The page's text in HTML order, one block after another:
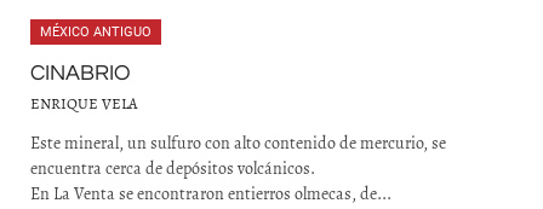
MÉXICO ANTIGUO
CINABRIO
ENRIQUE VELA
Este mineral, un sulfuro con alto contenido de mercurio, se
encuentra cerca de depósitos volcánicos.
En La Venta se encontraron entierros olmecas, de...